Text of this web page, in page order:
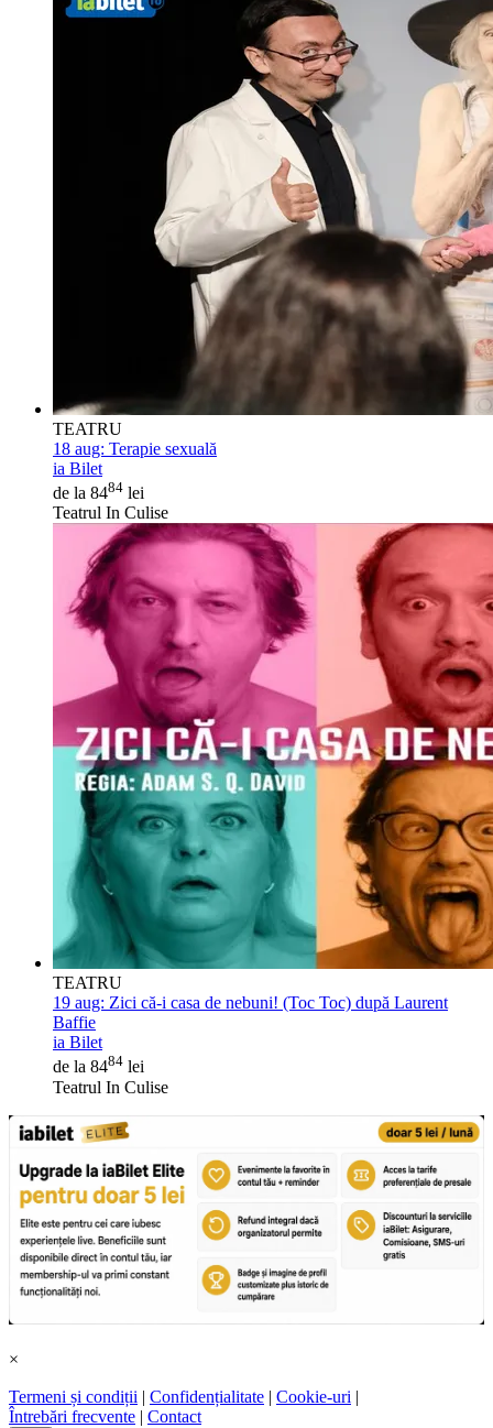
TEATRU
18 aug: Terapie sexuală
ia Bilet
de la 8484 lei
Teatrul In Culise
TEATRU
19 aug: Zici că-i casa de nebuni! (Toc Toc) după Laurent
Baffie
ia Bilet
de la 8484 lei
Teatrul In Culise
×
Termeni și condiții | Confidențialitate | Cookie-uri |
Întrebări frecvente | Contact